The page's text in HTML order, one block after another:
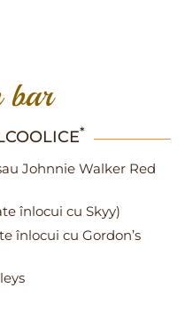
bar
*
Johnnie Walker Red
înlocui cu Skyy)
înlocui cu Gordon’s